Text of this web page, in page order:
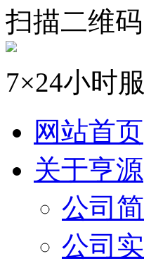
扫描二维
7×24小时
网站首页
关于亨源
公司
公司